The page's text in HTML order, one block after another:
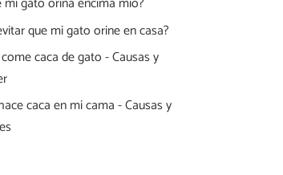
que mi gato orine en casa?
caca de gato - Causas y
caca en mi cama - Causas y